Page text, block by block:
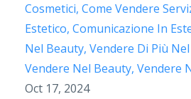
Cosmetici Come Vendere
Estetico Comunicazione In
Nel Beauty Vendere Di Più
Vendere Nel Beauty Vendere
Oct 17, 2024